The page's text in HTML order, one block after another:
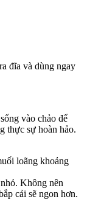
đĩa và dùng ngay
vào chảo để
thực sự hoàn hảo.
loãng khoảng
Không nên
cải sẽ ngon hơn.